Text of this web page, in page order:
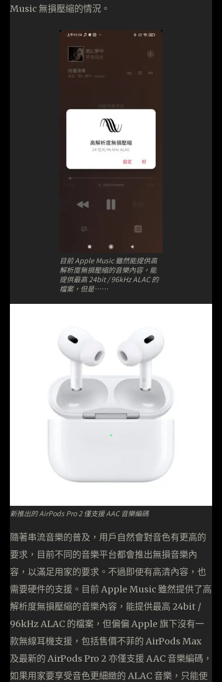
Music 無損壓縮的情況。
目前 Apple Music 雖然能提供高
解析度無損壓縮的音樂內容，能
提供最高 24bit / 96kHz ALAC 的
檔案，但是⋯⋯
新推出的 AirPods Pro 2 僅支援 AAC 音樂編碼
隨著串流音樂的普及，用戶自然會對音色有更高的
要求，目前不同的音樂平台都會推出無損音樂內
容，以滿足用家的要求。不過即使有高清內容，也
需要硬件的支援。目前 Apple Music 雖然提供了高
解析度無損壓縮的音樂內容，能提供最高 24bit /
96kHz ALAC 的檔案，但偏偏 Apple 旗下沒有一
款無線耳機支援，包括售價不菲的 AirPods Max
及最新的 AirPods Pro 2 亦僅支援 AAC 音樂編碼，
如果用家要享受音色更細緻的 ALAC 音樂，只能使